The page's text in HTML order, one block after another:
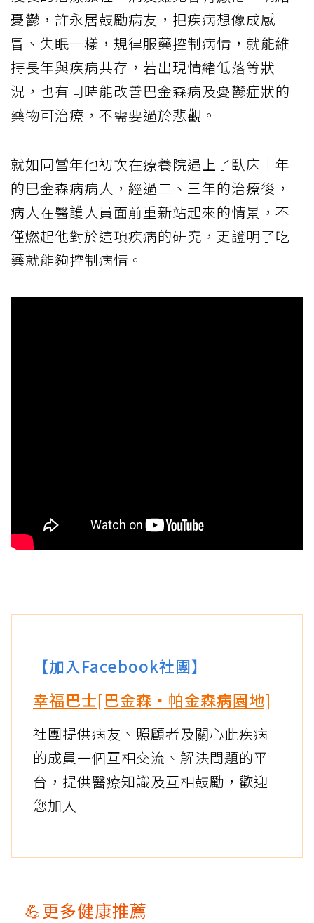
憂鬱，許永居鼓勵病友，把疾病想像成感
冒、失眠一樣，規律服藥控制病情，就能維
持長年與疾病共存，若出現情緒低落等狀
況，也有同時能改善巴金森病及憂鬱症狀的
藥物可治療，不需要過於悲觀。
就如同當年他初次在療養院遇上了臥床十年
的巴金森病病人，經過二、三年的治療後，
病人在醫護人員面前重新站起來的情景，不
僅燃起他對於這項疾病的研究，更證明了吃
藥就能夠控制病情。
【加入Facebook社團】
幸福巴士[巴金森‧帕金森病園地]
社團提供病友、照顧者及關心此疾病
的成員一個互相交流、解決問題的平
台，提供醫療知識及互相鼓勵，歡迎
您加入
💪更多健康推薦